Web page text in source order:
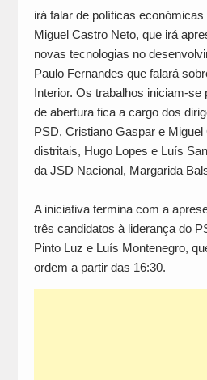
irá falar de políticas
Miguel Castro Neto, que irá
novas tecnologias no
Paulo Fernandes que falará
Interior. Os trabalhos iniciam-se
de abertura fica a cargo dos
PSD, Cristiano Gaspar e
distritais, Hugo Lopes e Luís
da JSD Nacional, Margarida
A iniciativa termina com a
três candidatos à liderança do
Pinto Luz e Luís Montenegro,
ordem a partir das 16:30.